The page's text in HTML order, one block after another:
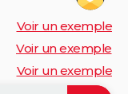
Voir un exemple
Voir un exemple
Voir un exemple